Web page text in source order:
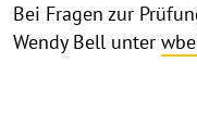
Bei Fragen zur
Wendy Bell unter